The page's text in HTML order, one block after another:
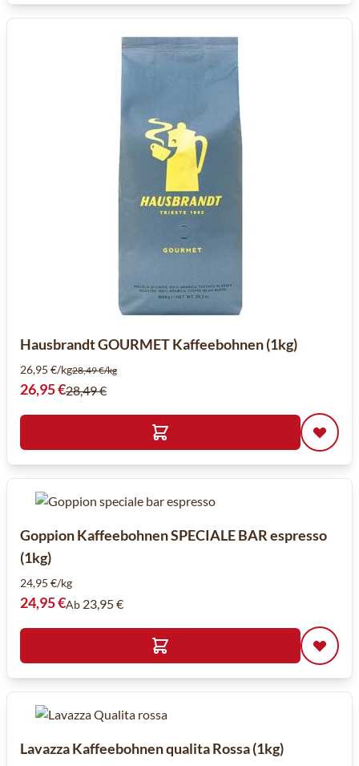
Hausbrandt GOURMET Kaffeebohnen (1kg)
26,95 €/kg28,49 €/kg
Sonderpreis
26,95 €28,49 €
Goppion Kaffeebohnen SPECIALE BAR espresso
(1kg)
24,95 €/kg
24,95 €Ab 23,95 €
Lavazza Kaffeebohnen qualita Rossa (1kg)